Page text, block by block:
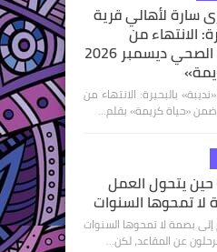
سارة لأهالي قرية
الانتهاء من
مشروع الصرف الصحي ديسمبر 2026
بالبحيرة: الانتهاء من
يتحول العمل
لا تمحوها السنوات
بصمة لا تمحوها السنوات
عن المقاعد، لكن…